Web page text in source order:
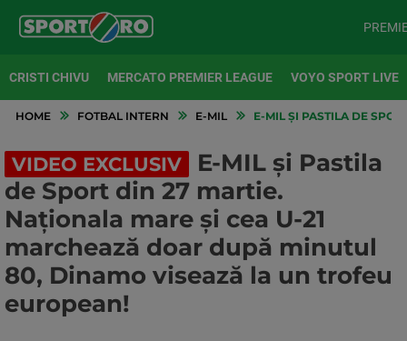
CRISTI CHIVU MERCATO PREMIER LEAGUE VOYO SPORT LIVE
HOME FOTBAL INTERN E-MIL E-MIL ȘI PASTILA DE
VIDEO EXCLUSIV
E-MIL și Pastila
de Sport din 27 martie.
Naționala mare și cea U-21
marchează doar după minutul
80, Dinamo visează la un trofeu
european!